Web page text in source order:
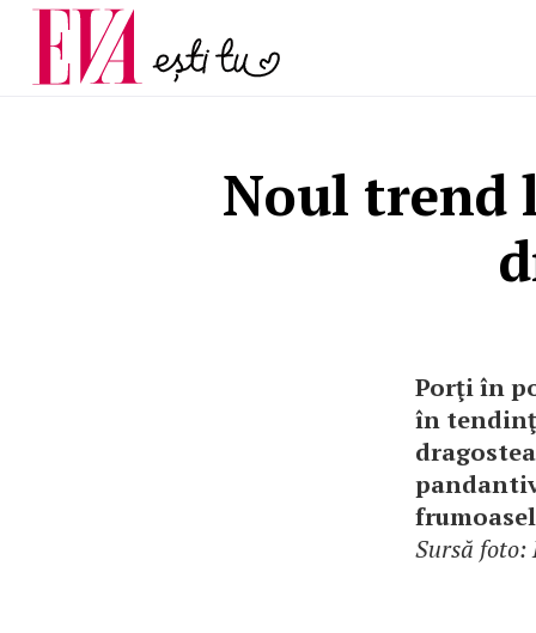
Noul trend
Porţi în
în
Sursă foto:
Carieră
Actualitate